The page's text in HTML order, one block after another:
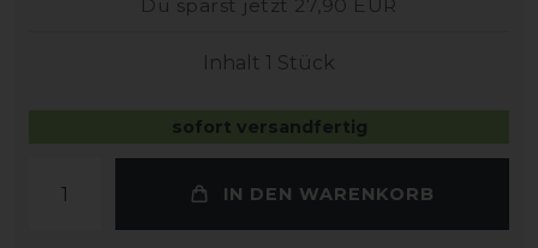
Du sparst jetzt 27,90 EUR
Inhalt 1 Stück
sofort versandfertig
IN DEN WARENKORB